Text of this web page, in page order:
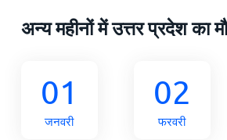
अन्य महीनों में उत्तर प्रदेश का
01
जनवरी
02
फरवरी